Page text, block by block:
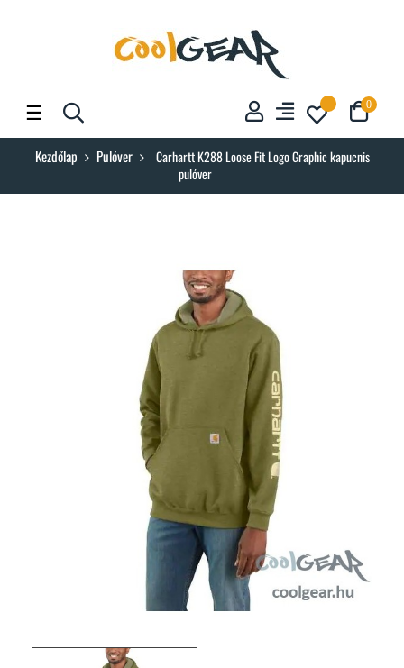
0
Toggle
navigation
☰
Kezdőlap Pulóver
Carhartt K288 Loose Fit Logo Graphic kapucnis
pulóver